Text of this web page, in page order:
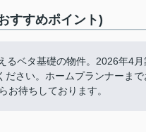
すすめポイント)
るベタ基礎の物件。2026年4
さい。ホームプランナーま
待ちしております。